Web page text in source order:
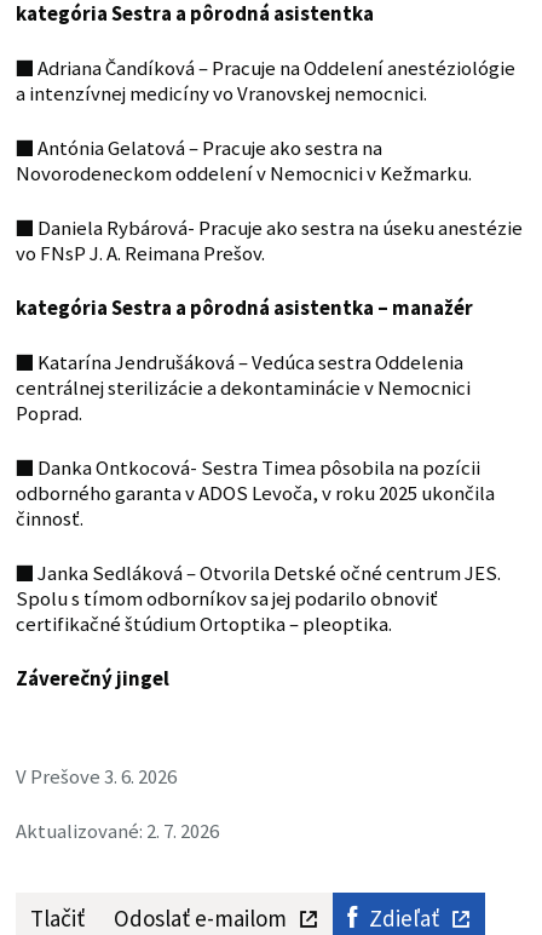
kategória Sestra a pôrodná asistentka
■Adriana Čandíková – Pracuje na Oddelení anestéziológie
a intenzívnej medicíny vo Vranovskej nemocnici.
■Antónia Gelatová – Pracuje ako sestra na
Novorodeneckom oddelení v Nemocnici v Kežmarku.
■ Daniela Rybárová- Pracuje ako sestra na úseku anestézie
vo FNsP J. A. Reimana Prešov.
kategória Sestra a pôrodná asistentka – manažér
■ Katarína Jendrušáková – Vedúca sestra Oddelenia
centrálnej sterilizácie a dekontaminácie v Nemocnici
Poprad.
■ Danka Ontkocová- Sestra Timea pôsobila na pozícii
odborného garanta v ADOS Levoča, v roku 2025 ukončila
činnosť.
■Janka Sedláková – Otvorila Detské očné centrum JES.
Spolu s tímom odborníkov sa jej podarilo obnoviť
certifikačné štúdium Ortoptika – pleoptika.
Záverečný jingel
V Prešove 3. 6. 2026
Aktualizované: 2. 7. 2026
Tlačiť Odoslať e-mailom Zdieľať